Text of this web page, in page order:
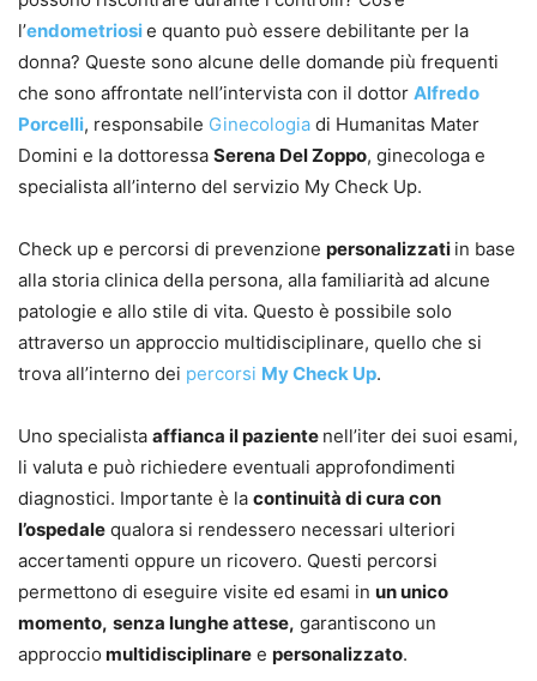
l’endometriosie quanto può essere debilitante per la
donna? Queste sono alcune delle domande più frequenti
che sono affrontate nell’intervista con il dottor Alfredo
Porcelli, responsabile Ginecologia di Humanitas Mater
Domini e la dottoressa Serena Del Zoppo, ginecologa e
specialista all’interno del servizio My Check Up.
Check up e percorsi di prevenzione personalizzati in base
alla storia clinica della persona, alla familiarità ad alcune
patologie e allo stile di vita. Questo è possibile solo
attraverso un approccio multidisciplinare, quello che si
trova all’interno dei percorsi My Check Up.
Uno specialista affianca il paziente nell’iter dei suoi esami,
li valuta e può richiedere eventuali approfondimenti
diagnostici. Importante è la continuità di cura con
l’ospedale qualora si rendessero necessari ulteriori
accertamenti oppure un ricovero. Questi percorsi
permettono di eseguire visite ed esami in un unico
momento, senza lunghe attese, garantiscono un
approccio multidisciplinare e personalizzato.